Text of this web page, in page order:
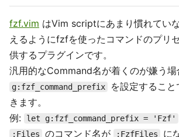
fzf.vim はVim scriptにあまり慣れてい
えるようにfzfを使ったコマンドのプリ
供するプラグインです。
汎用的なCommand名が着くのが嫌う場
g:fzf_command_prefix
を設定するこ
きます。
例:
let g:fzf_command_prefix = 'Fzf'
:Files のコマンド名が :FzfFiles に